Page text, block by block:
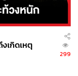
WEALTH
งานอยู่แล้วได้เลย
เกิดเหตุ
299